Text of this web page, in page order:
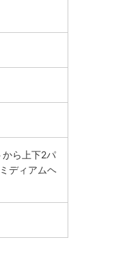
ら上下2パ
ディアムヘ